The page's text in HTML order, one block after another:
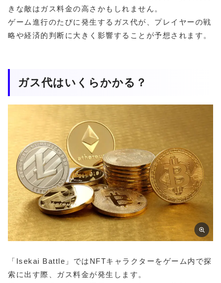
きな敵はガス料金の高さかもしれません。
ゲーム進行のたびに発生するガス代が、プレイヤーの戦
略や経済的判断に大きく影響することが予想されます。
ガス代はいくらかかる？
「Isekai Battle」ではNFTキャラクターをゲーム内で探
索に出す際、ガス料金が発生します。